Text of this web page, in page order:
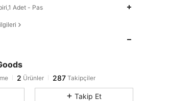
Adet - Pas
2
2
'i takip etti
2
287
Takip Et